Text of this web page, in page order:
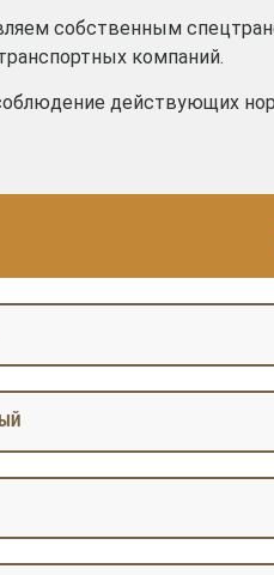
собственным
компаний.
действующих